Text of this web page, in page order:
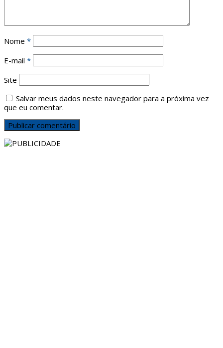
Nome *
E-mail *
Site
Salvar meus dados neste navegador para a próxima vez
que eu comentar.